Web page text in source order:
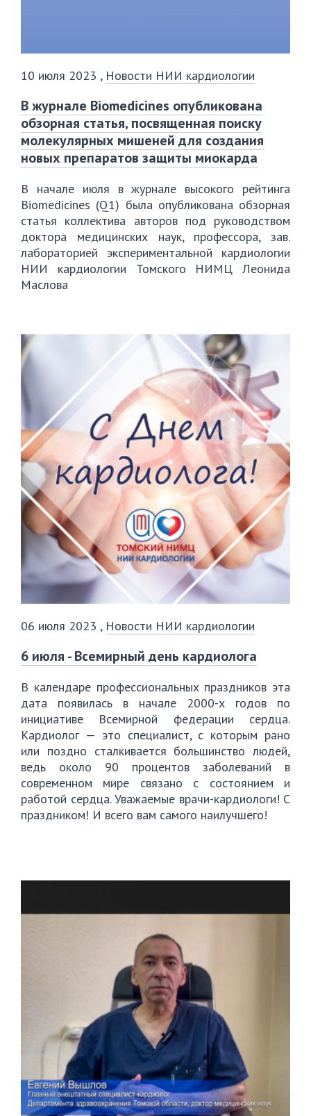
10 июля 2023 , Новости НИИ кардиологии
В журнале Biomedicines опубликована
обзорная статья, посвященная поиску
молекулярных мишеней для создания
новых препаратов защиты миокарда
В начале июля в журнале высокого рейтинга
Biomedicines (Q1) была опубликована обзорная
статья коллектива авторов под руководством
доктора медицинских наук, профессора, зав.
лабораторией экспериментальной кардиологии
НИИ кардиологии Томского НИМЦ Леонида
Маслова
06 июля 2023 , Новости НИИ кардиологии
6 июля - Всемирный день кардиолога
В календаре профессиональных праздников эта
дата появилась в начале 2000-х годов по
инициативе Всемирной федерации сердца.
Кардиолог — это специалист, с которым рано
или поздно сталкивается большинство людей,
ведь около 90 процентов заболеваний в
современном мире связано с состоянием и
работой сердца. Уважаемые врачи-кардиологи! С
праздником! И всего вам самого наилучшего!